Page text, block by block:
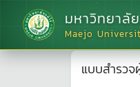
มหาวิทยาลั
Maejo
แบบสำรวจ